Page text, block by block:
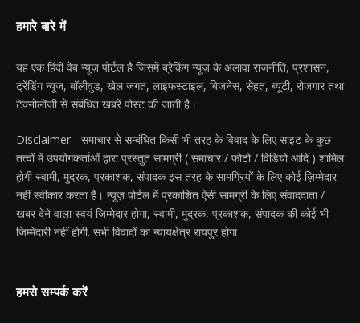
हमारे बारे में
यह एक हिंदी वेब न्यूज़ पोर्टल है जिसमें ब्रेकिंग न्यूज़ के अलावा राजनीति, प्रशासन,
ट्रेंडिंग न्यूज, बॉलीवुड, खेल जगत, लाइफस्टाइल, बिजनेस, सेहत, ब्यूटी, रोजगार तथा
टेक्नोलॉजी से संबंधित खबरें पोस्ट की जाती है।
Disclaimer - समाचार से सम्बंधित किसी भी तरह के विवाद के लिए साइट के कुछ
तत्वों में उपयोगकर्ताओं द्वारा प्रस्तुत सामग्री ( समाचार / फोटो / विडियो आदि ) शामिल
होगी स्वामी, मुद्रक, प्रकाशक, संपादक इस तरह के सामग्रियों के लिए कोई ज़िम्मेदार
नहीं स्वीकार करता है। न्यूज़ पोर्टल में प्रकाशित ऐसी सामग्री के लिए संवाददाता /
खबर देने वाला स्वयं जिम्मेदार होगा, स्वामी, मुद्रक, प्रकाशक, संपादक की कोई भी
जिम्मेदारी नहीं होगी. सभी विवादों का न्यायक्षेत्र रायपुर होगा
हमसे सम्पर्क करें